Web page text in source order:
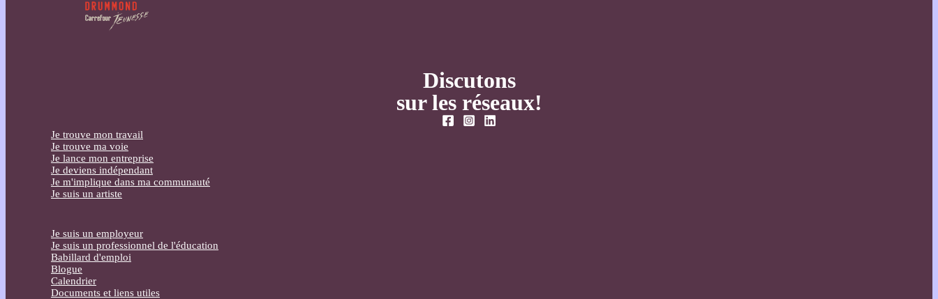
Discutons
sur les réseaux!
Je trouve mon travail
Je trouve ma voie
Je lance mon entreprise
Je deviens indépendant
Je m'implique dans ma communauté
Je suis un artiste
Je suis un employeur
Je suis un professionnel de l'éducation
Babillard d'emploi
Blogue
Calendrier
Documents et liens utiles